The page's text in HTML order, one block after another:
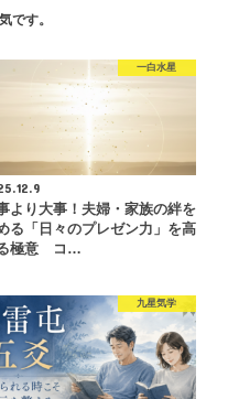
です。
一白水星
より大事！夫婦・家族の絆を
る「日々のプレゼン力」を高
極意 コ…
九星気学